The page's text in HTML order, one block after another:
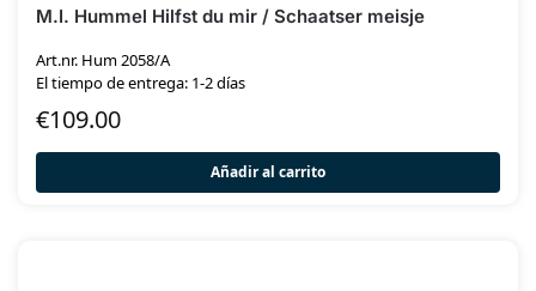
M.I. Hummel Hilfst du mir / Schaatser meisje
Art.nr. Hum 2058/A
El tiempo de entrega: 1-2 días
€109.00
Añadir al carrito